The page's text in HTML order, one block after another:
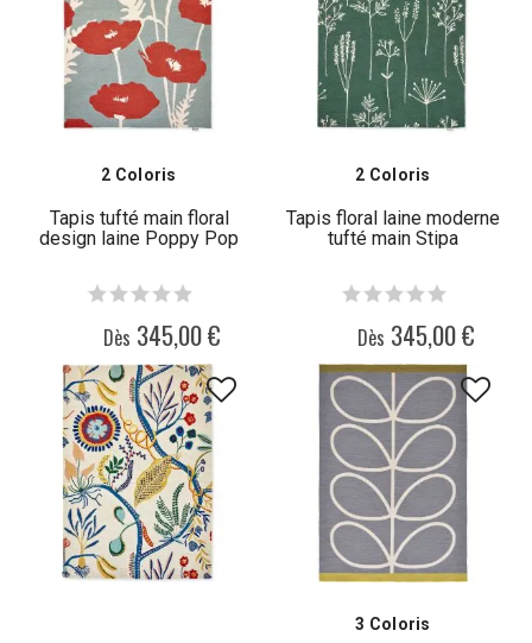
2 Coloris
Tapis tufté main floral
design laine Poppy Pop
Dès 345,00 €
2 Coloris
Tapis floral laine moderne
tufté main Stipa
Dès 345,00 €
3 Coloris